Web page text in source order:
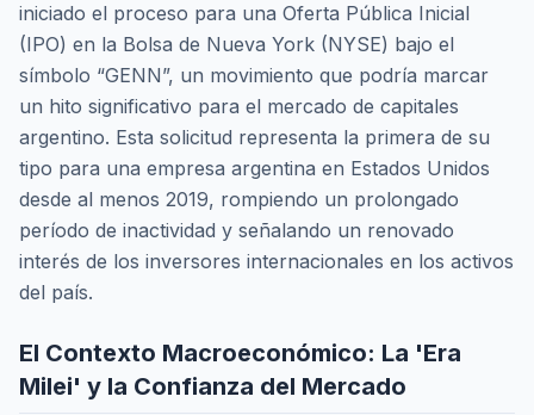
iniciado el proceso para una Oferta Pública Inicial
(IPO) en la Bolsa de Nueva York (NYSE) bajo el
símbolo “GENN”, un movimiento que podría marcar
un hito significativo para el mercado de capitales
argentino. Esta solicitud representa la primera de su
tipo para una empresa argentina en Estados Unidos
desde al menos 2019, rompiendo un prolongado
período de inactividad y señalando un renovado
interés de los inversores internacionales en los activos
del país.
El Contexto Macroeconómico: La 'Era
Milei' y la Confianza del Mercado